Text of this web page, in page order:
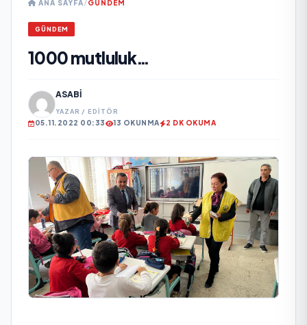
ANA SAYFA/GÜNDEM
GÜNDEM
1000 mutluluk…
ASABI
YAZAR / EDITÖR
05.11.2022 00:33 13 OKUNMA 2 DK OKUMA